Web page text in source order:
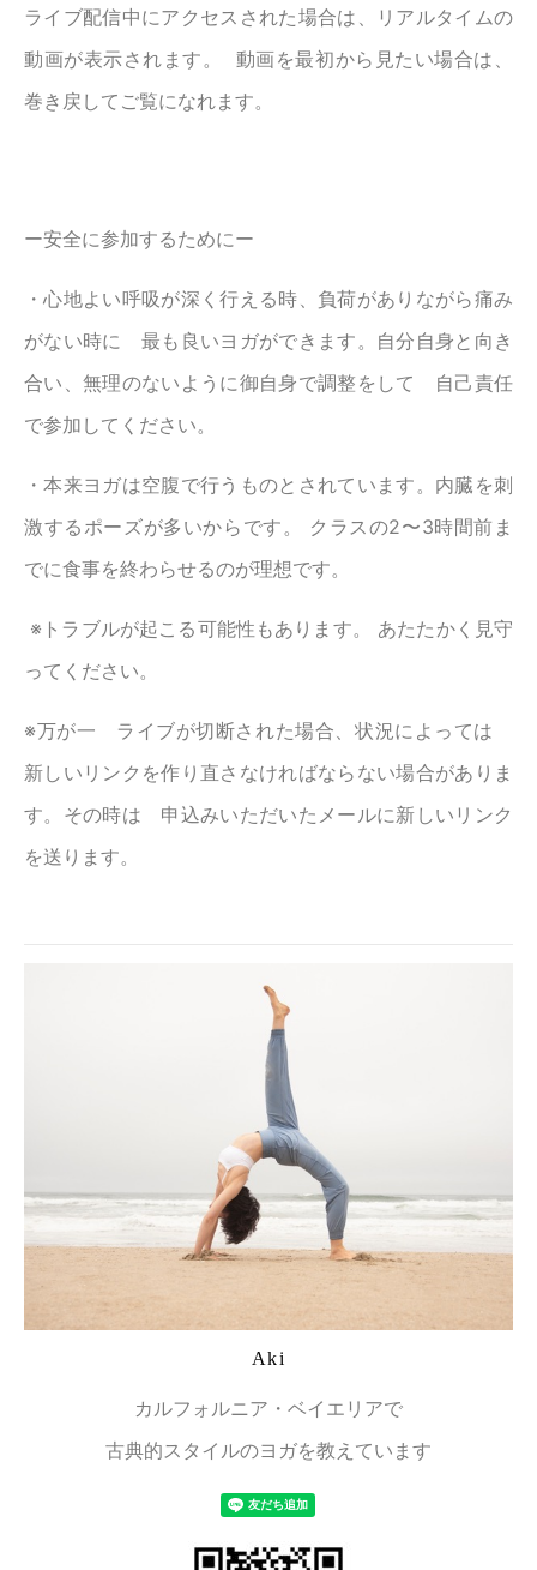
ライブ配信中にアクセスされた場合は、リアルタイムの
動画が表示されます。 動画を最初から見たい場合は、
巻き戻してご覧になれます。
ー安全に参加するためにー
・心地よい呼吸が深く行える時、負荷がありながら痛み
がない時に 最も良いヨガができます。自分自身と向き
合い、無理のないように御自身で調整をして 自己責任
で参加してください。
・本来ヨガは空腹で行うものとされています。内臓を刺
激するポーズが多いからです。 クラスの2〜3時間前ま
でに食事を終わらせるのが理想です。
※トラブルが起こる可能性もあります。 あたたかく見守
ってください。
※万が一 ライブが切断された場合、状況によっては
新しいリンクを作り直さなければならない場合がありま
す。その時は 申込みいただいたメールに新しいリンク
を送ります。
Aki
カルフォルニア・ベイエリアで
古典的スタイルのヨガを教えています